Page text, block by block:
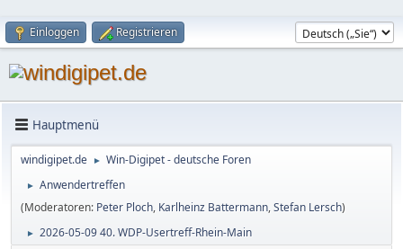
Einloggen Registrieren
Hauptmenü
windigipet.de ► Win-Digipet - deutsche Foren
►
Anwendertreffen
(Moderatoren: Peter Ploch, Karlheinz Battermann,Stefan Lersch)
► 2026-05-09 40. WDP-Usertreff-Rhein-Main